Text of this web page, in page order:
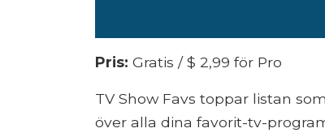
Pris: Gratis / $ 2,99 för Pro
TV Show Favs toppar listan
över alla dina favorit-tv-